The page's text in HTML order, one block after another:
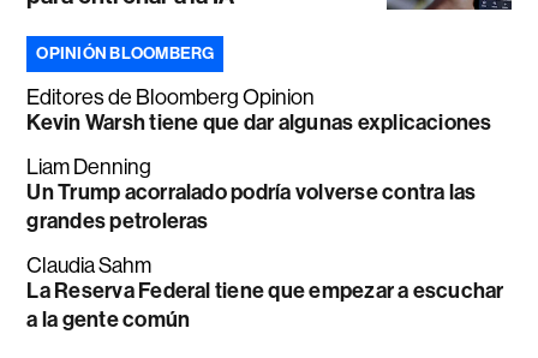
OPINIÓN BLOOMBERG
Editores de Bloomberg Opinion
Kevin Warsh tiene que dar algunas explicaciones
Liam Denning
Un Trump acorralado podría volverse contra las
grandes petroleras
Claudia Sahm
La Reserva Federal tiene que empezar a escuchar
a la gente común